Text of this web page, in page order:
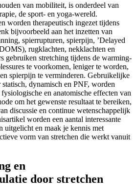
van mobiliteit, is onderdeel van
de sport- en yoga-wereld.
worden therapeutisch ingezet tijdens
bijvoorbeeld aan het inzetten van
spierrupturen, spierpijn, ’Delayed
rugklachten, nekklachten en
gebruiken stretching tijdens de warming-
te voorkomen, leniger te worden,
spierpijn te verminderen. Gebruikelijke
dynamisch en PNF, worden
en anatomische effecten van
om het gewenste resultaat te bereiken,
discussie en continue wetenschappelijk
worden een aantal interessante
uitgelicht en maak je kennis met
vorm van stretchen die werkt vanuit
en
door stretchen